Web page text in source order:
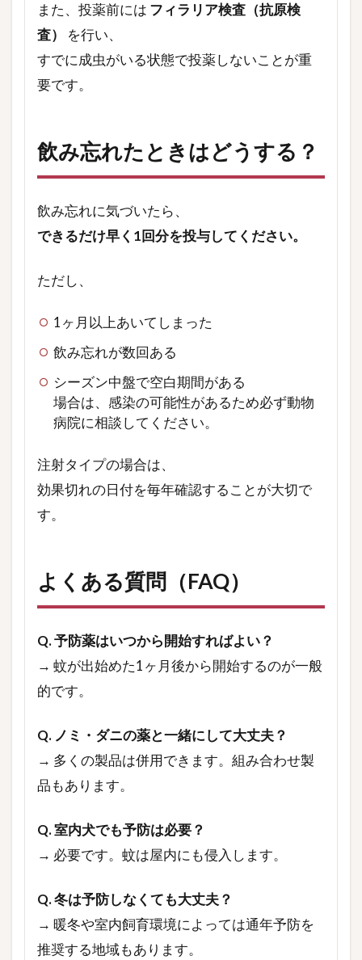
また、投薬前には フィラリア検査（抗原検
査）
を行い、
すでに成虫がいる状態で投薬しないことが重
要です。
飲み忘れたときはどうする？
飲み忘れに気づいたら、
できるだけ早く1回分を投与してください。
ただし、
1ヶ月以上あいてしまった
飲み忘れが数回ある
シーズン中盤で空白期間がある
場合は、感染の可能性があるため必ず動物
病院に相談してください。
注射タイプの場合は、
効果切れの日付を毎年確認することが大切で
す。
よくある質問（FAQ）
Q. 予防薬はいつから開始すればよい？
→ 蚊が出始めた1ヶ月後から開始するのが一般
的です。
Q. ノミ・ダニの薬と一緒にして大丈夫？
→ 多くの製品は併用できます。組み合わせ製
品もあります。
Q. 室内犬でも予防は必要？
→ 必要です。蚊は屋内にも侵入します。
Q. 冬は予防しなくても大丈夫？
→ 暖冬や室内飼育環境によっては通年予防を
推奨する地域もあります。